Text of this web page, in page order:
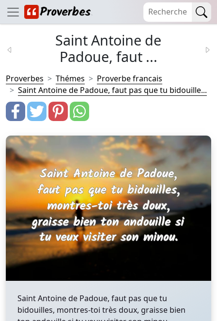
Saint Antoine de
Padoue, faut ...
Proverbes Thémes
Proverbe francais
Saint Antoine de Padoue, faut pas que tu bidouille...
Saint Antoine de Padoue, faut pas que tu
bidouilles, montres-toi très doux, graisse bien